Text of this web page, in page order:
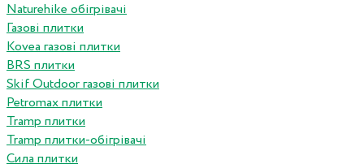
Naturehike обігрівачі
Газові плитки
Kovea газові плитки
BRS плитки
Skif Outdoor газові плитки
Petromax плитки
Tramp плитки
Tramp плитки-обігрівачі
Сила плитки